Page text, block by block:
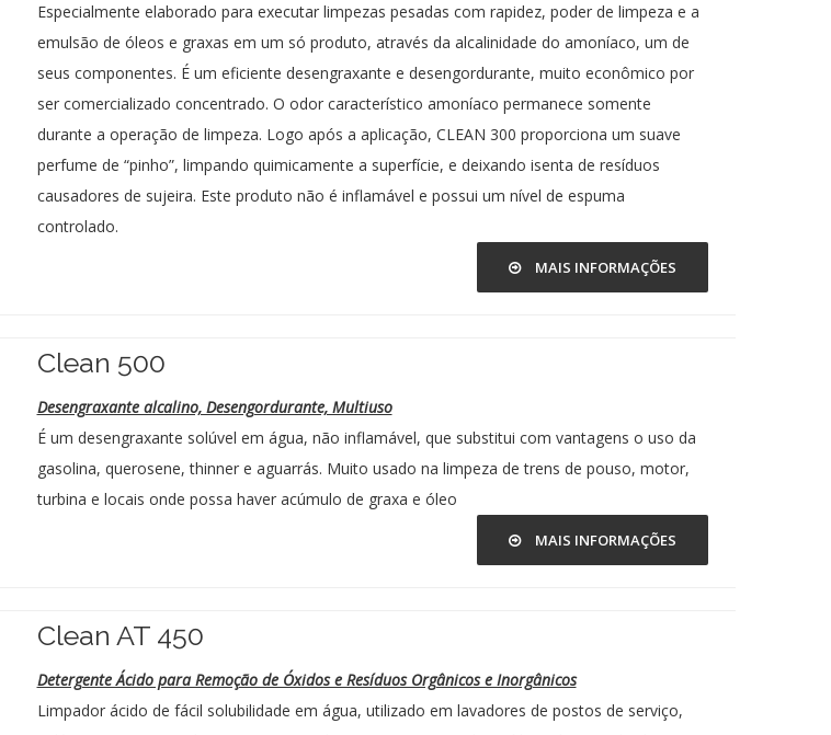
Especialmente elaborado para executar limpezas pesadas com rapidez, poder de limpeza e a
emulsão de óleos e graxas em um só produto, através da alcalinidade do amoníaco, um de
seus componentes. É um eficiente desengraxante e desengordurante, muito econômico por
ser comercializado concentrado. O odor característico amoníaco permanece somente
durante a operação de limpeza. Logo após a aplicação, CLEAN 300 proporciona um suave
perfume de “pinho”, limpando quimicamente a superfície, e deixando isenta de resíduos
causadores de sujeira. Este produto não é inflamável e possui um nível de espuma
controlado.
MAIS INFORMAÇÕES
Clean 500
Desengraxante alcalino, Desengordurante, Multiuso
É um desengraxante solúvel em água, não inflamável, que substitui com vantagens o uso da
gasolina, querosene, thinner e aguarrás. Muito usado na limpeza de trens de pouso, motor,
turbina e locais onde possa haver acúmulo de graxa e óleo
MAIS INFORMAÇÕES
Clean AT 450
Detergente Ácido para Remoção de Óxidos e Resíduos Orgânicos e Inorgânicos
Limpador ácido de fácil solubilidade em água, utilizado em lavadores de postos de serviço,